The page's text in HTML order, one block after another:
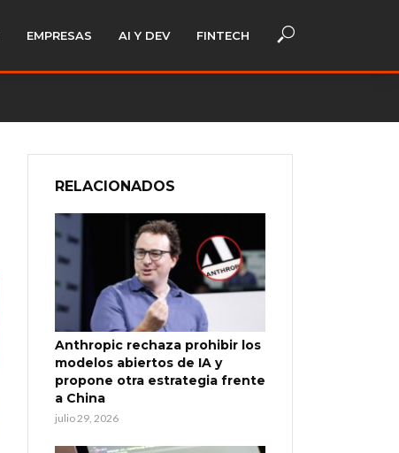
EMPRESAS AI Y DEV FINTECH
RELACIONADOS
Anthropic rechaza prohibir los
modelos abiertos de IA y
propone otra estrategia frente
a China
julio 29, 2026